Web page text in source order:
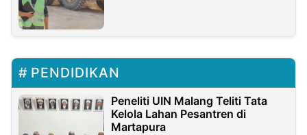
PENDIDIKAN
Peneliti UIN Malang Teliti Tata
Kelola Lahan Pesantren di
Martapura